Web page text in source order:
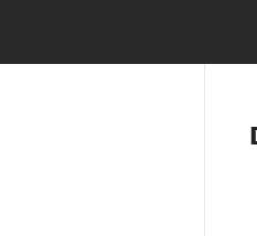
Notre
Nos